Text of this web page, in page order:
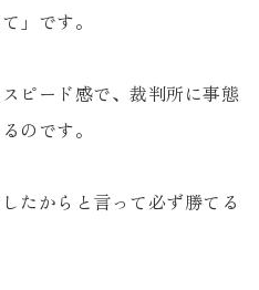
」です。
ピード感で、裁判所に事態
のです。
たからと言って必ず勝てる